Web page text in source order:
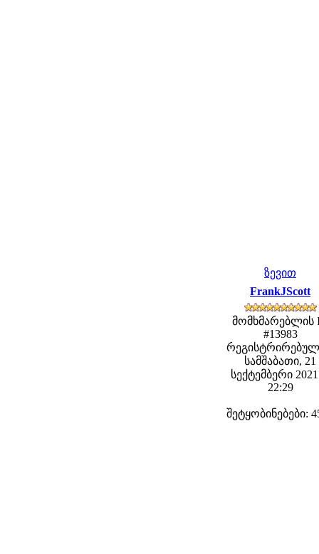
ზევით
FrankJScott
მომხმარებლის
#13983
სამშაბათი, 21
სექტემბერი
22:29
შეტყობინებები: